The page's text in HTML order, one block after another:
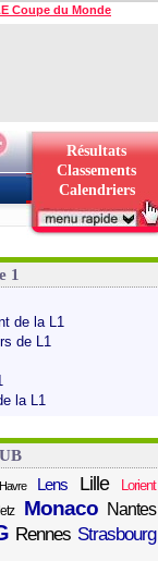
Coupe du Monde
Résultats
Classements
Calendriers
1
de la L1
de L1
la L1
Lens Lille Lorient
Monaco Nantes
Rennes Strasbourg